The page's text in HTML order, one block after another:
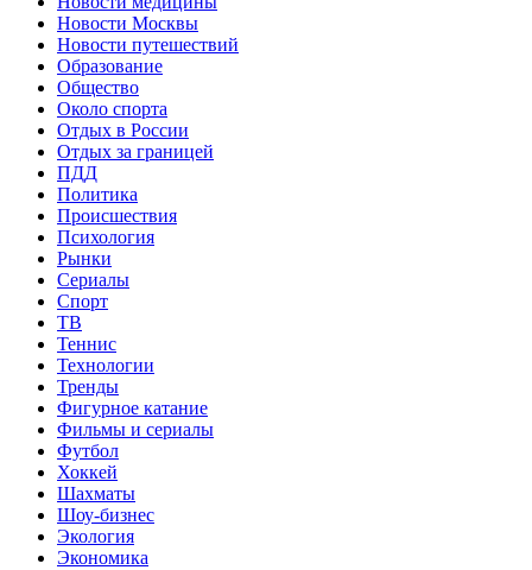
Новости Москвы
Новости путешествий
Образование
Общество
Около спорта
Отдых в России
Отдых за границей
ПДД
Политика
Происшествия
Психология
Рынки
Сериалы
Спорт
ТВ
Теннис
Технологии
Тренды
Фигурное катание
Фильмы и сериалы
Футбол
Хоккей
Шахматы
Шоу-бизнес
Экология
Экономика